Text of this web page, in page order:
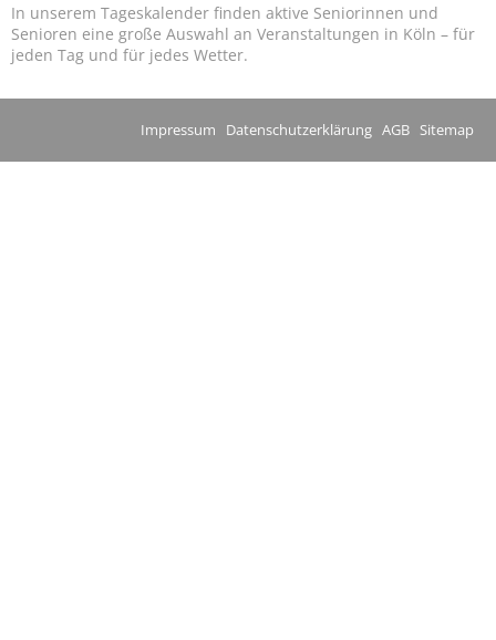
In unserem Tageskalender finden aktive Seniorinnen und
Senioren eine große Auswahl an Veranstaltungen in Köln – für
jeden Tag und für jedes Wetter.
Impressum Datenschutzerklärung AGB Sitemap